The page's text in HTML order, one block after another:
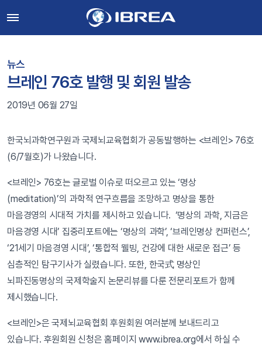
뉴스
브레인 76호 발행 및 회원 발송
2019년 06월 27일
한국뇌과학연구원과 국제뇌교육협회가 공동발행하는 <브레인> 76호
(6/7월호)가 나왔습니다.
<브레인> 76호는 글로벌 이슈로 떠오르고 있는 ‘명상
(meditation)’의 과학적 연구흐름을 조망하고 명상을 통한
마음경영의 시대적 가치를 제시하고 있습니다. ‘명상의 과학, 지금은
마음경영 시대’ 집중리포트에는 ‘명상의 과학’, ‘브레인명상 컨퍼런스’,
‘21세기 마음경영 시대’, ‘통합적 웰빙, 건강에 대한 새로운 접근’ 등
심층적인 탐구기사가 실렸습니다. 또한, 한국式 명상인
뇌파진동명상의 국제학술지 논문리뷰를 다룬 전문리포트가 함께
제시했습니다.
<브레인>은 국제뇌교육협회 후원회원 여러분께 보내드리고
있습니다. 후원회원 신청은 홈페이지 www.ibrea.org에서 하실 수